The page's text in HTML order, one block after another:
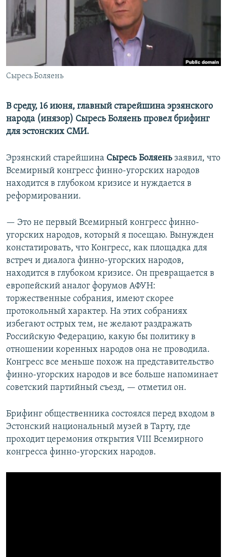
ПОДПИШИТЕСЬ НА РАССЫЛКУ
СОЦИАЛЬНЫЕ СЕТИ
Все сайты РСЕ/РС
Сыресь Боляень
В среду, 16 июня, главный старейшина эрзянского
народа (инязор) Сыресь Боляень провел брифинг
для эстонских СМИ.
Эрзянский старейшина Сыресь Боляень заявил, что
Всемирный конгресс финно-угорских народов
находится в глубоком кризисе и нуждается в
реформировании.
— Это не первый Всемирный конгресс финно-
угорских народов, который я посещаю. Вынужден
констатировать, что Конгресс, как площадка для
встреч и диалога финно-угорских народов,
находится в глубоком кризисе. Он превращается в
европейский аналог форумов АФУН:
торжественные собрания, имеют скорее
протокольный характер. На этих собраниях
избегают острых тем, не желают раздражать
Российскую Федерацию, какую бы политику в
отношении коренных народов она не проводила.
Конгресс все меньше похож на представительство
финно-угорских народов и все больше напоминает
советский партийный съезд, — отметил он.
Брифинг общественника состоялся перед входом в
Эстонский национальный музей в Тарту, где
проходит церемония открытия VIII Всемирного
конгресса финно-угорских народов.